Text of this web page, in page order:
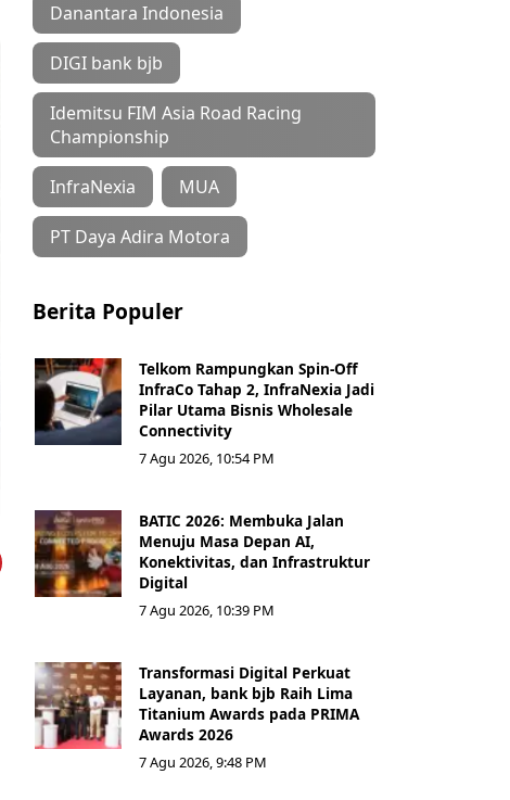
Danantara Indonesia
DIGI bank bjb
Idemitsu FIM Asia Road Racing
Championship
InfraNexia MUA
PT Daya Adira Motora
Berita Populer
Telkom Rampungkan Spin-Off
InfraCo Tahap 2, InfraNexia Jadi
Pilar Utama Bisnis Wholesale
Connectivity
7 Agu 2026, 10:54 PM
BATIC 2026: Membuka Jalan
Menuju Masa Depan AI,
Konektivitas, dan Infrastruktur
Digital
7 Agu 2026, 10:39 PM
Transformasi Digital Perkuat
Layanan, bank bjb Raih Lima
Titanium Awards pada PRIMA
Awards 2026
7 Agu 2026, 9:48 PM